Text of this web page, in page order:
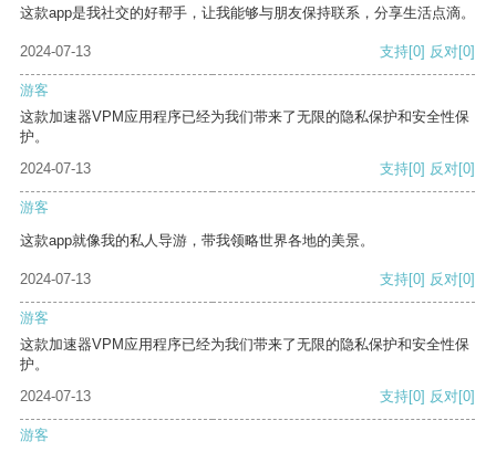
这款app是我社交的好帮手，让我能够与朋友保持联系，分享生活点滴。
2024-07-13 支持[0] 反对[0]
游客
这款加速器VPM应用程序已经为我们带来了无限的隐私保护和安全性保
护。
2024-07-13
支持[0] 反对[0]
游客
这款app就像我的私人导游，带我领略世界各地的美景。
2024-07-13 支持[0] 反对[0]
游客
这款加速器VPM应用程序已经为我们带来了无限的隐私保护和安全性保
护。
2024-07-13
支持[0] 反对[0]
游客